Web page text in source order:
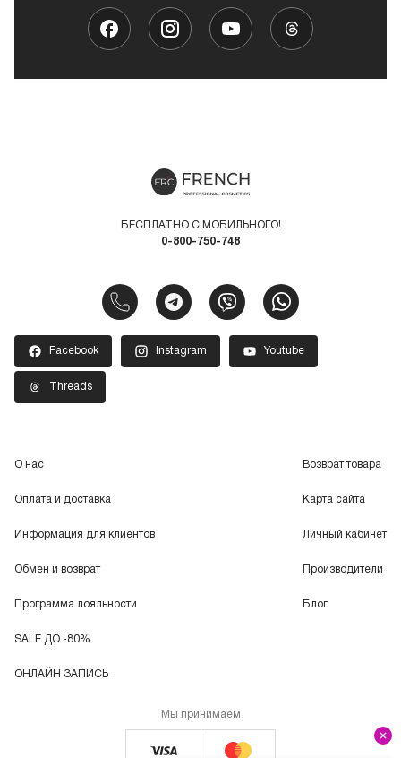
БЕСПЛАТНО С МОБИЛЬНОГО!
0-800-750-748
Facebook Instagram Youtube
Threads
О нас
Оплата и доставка
Информация для клиентов
Обмен и возврат
Программа лояльности
SALE ДО -80%
ОНЛАЙН ЗАПИСЬ
Возврат товара
Карта сайта
Личный кабинет
Производители
Блог
Мы принимаем